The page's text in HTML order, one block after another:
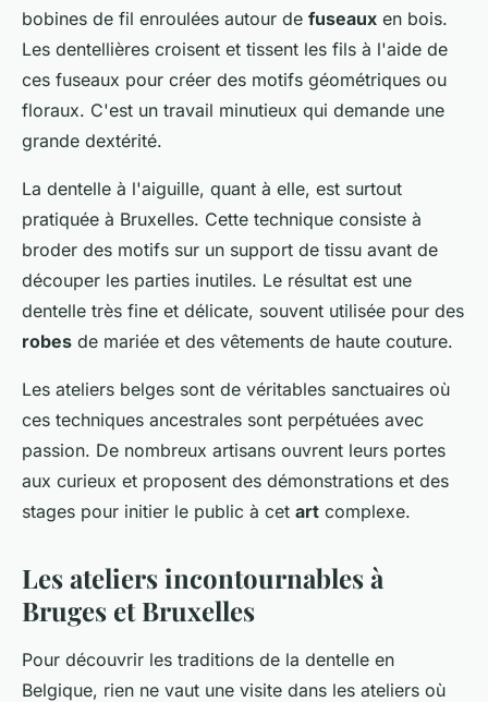
bobines de fil enroulées autour de fuseaux en bois.
Les dentellières croisent et tissent les fils à l'aide de
ces fuseaux pour créer des motifs géométriques ou
floraux. C'est un travail minutieux qui demande une
grande dextérité.
La dentelle à l'aiguille, quant à elle, est surtout
pratiquée à Bruxelles. Cette technique consiste à
broder des motifs sur un support de tissu avant de
découper les parties inutiles. Le résultat est une
dentelle très fine et délicate, souvent utilisée pour des
robes de mariée et des vêtements de haute couture.
Les ateliers belges sont de véritables sanctuaires où
ces techniques ancestrales sont perpétuées avec
passion. De nombreux artisans ouvrent leurs portes
aux curieux et proposent des démonstrations et des
stages pour initier le public à cet art complexe.
Les ateliers incontournables à
Bruges et Bruxelles
Pour découvrir les traditions de la dentelle en
Belgique, rien ne vaut une visite dans les ateliers où